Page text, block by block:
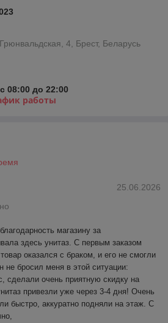
4, Брест, Беларусь
08:00 до 22:00
работы
25.06.2026
магазину за
здесь унитаз. С первым заказом
оказался с браком, и его не смогли
не бросил меня в этой ситуации:
сделали очень приятную скидку на
привезли уже через 3-4 дня! Очень
быстро, аккуратно подняли на этаж. С